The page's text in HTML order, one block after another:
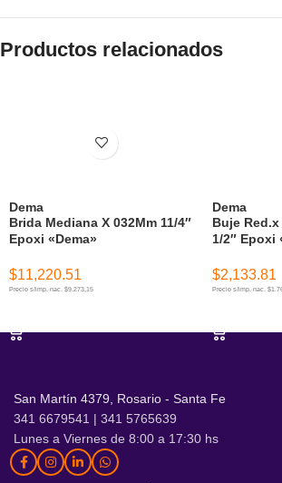
Productos relacionados
Brida Mediana X 032Mm 11/4″
Epoxi «Dema»
Dema
$11,220.51
Precio s/imp. nac. $9.273,15
Buje Red.x
1/2″ Epoxi
Dema
$2,133.81
Precio s/imp. nac.
San Martín 4379, Rosario - Santa Fe
341 6679541 | 341 5765639
Lunes a Viernes de 8:00 a 17:30 hs